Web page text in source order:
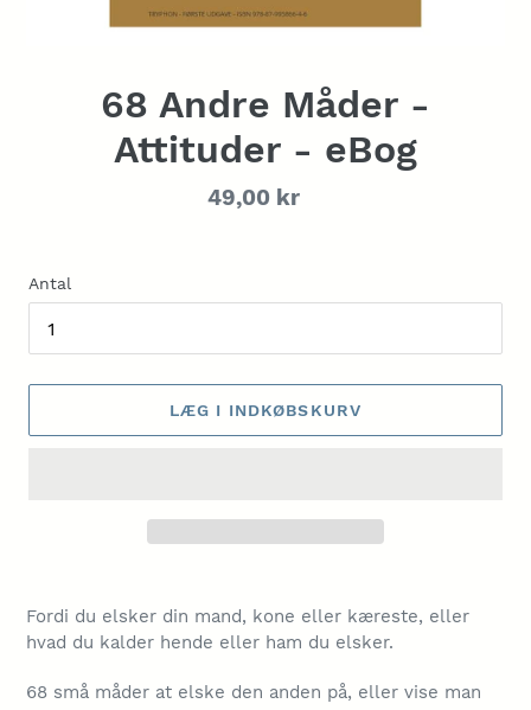
68 Andre Måder -
Attituder - eBog
Normalpris
49,00 kr
Antal
LÆG I INDKØBSKURV
produkt
i
indkøbskurv
Fordi du elsker din mand, kone eller kæreste, eller
hvad du kalder hende eller ham du elsker.
68 små måder at elske den anden på, eller vise man